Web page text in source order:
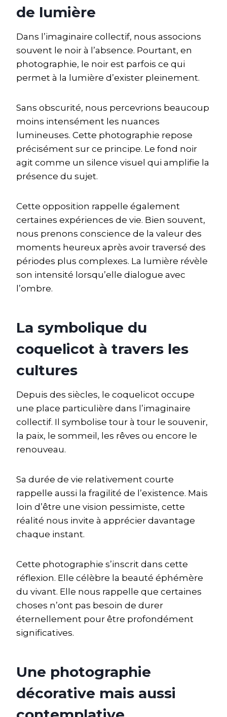
de lumière
Dans l’imaginaire collectif, nous associons
souvent le noir à l’absence. Pourtant, en
photographie, le noir est parfois ce qui
permet à la lumière d’exister pleinement.
Sans obscurité, nous percevrions beaucoup
moins intensément les nuances
lumineuses. Cette photographie repose
précisément sur ce principe. Le fond noir
agit comme un silence visuel qui amplifie la
présence du sujet.
Cette opposition rappelle également
certaines expériences de vie. Bien souvent,
nous prenons conscience de la valeur des
moments heureux après avoir traversé des
périodes plus complexes. La lumière révèle
son intensité lorsqu’elle dialogue avec
l’ombre.
La symbolique du
coquelicot à travers les
cultures
Depuis des siècles, le coquelicot occupe
une place particulière dans l’imaginaire
collectif. Il symbolise tour à tour le souvenir,
la paix, le sommeil, les rêves ou encore le
renouveau.
Sa durée de vie relativement courte
rappelle aussi la fragilité de l’existence. Mais
loin d’être une vision pessimiste, cette
réalité nous invite à apprécier davantage
chaque instant.
Cette photographie s’inscrit dans cette
réflexion. Elle célèbre la beauté éphémère
du vivant. Elle nous rappelle que certaines
choses n’ont pas besoin de durer
éternellement pour être profondément
significatives.
Une photographie
décorative mais aussi